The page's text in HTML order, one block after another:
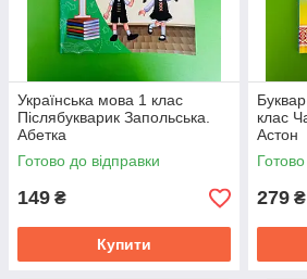
Українська мова 1 клас
Післябукварик Запольська.
Абетка
Готово до відправки
149 ₴
Купити
клас
Астон
279 ₴